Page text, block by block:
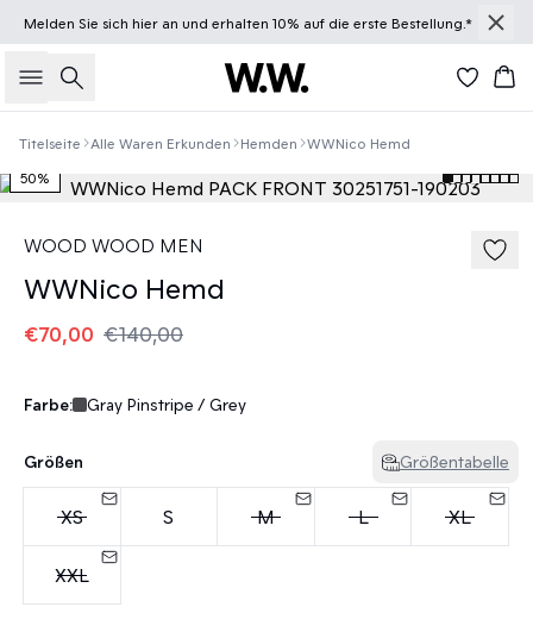
Melden Sie sich hieran und erhalten 10% auf die erste Bestellung.*
Suche
Titelseite Alle Waren Erkunden Hemden WWNico Hemd
50%
WOOD WOOD MEN
WWNico Hemd
€70,00 €140,00
Farbe: Gray Pinstripe / Grey
Größen Größentabelle
XS S M L XL
XXL